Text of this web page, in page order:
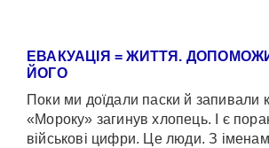
ЕВАКУАЦІЯ = ЖИТТЯ.
ЙОГО
Поки ми доїдали паски й
«Мороку» загинув хлопець. І є
військові цифри. Це люди. З